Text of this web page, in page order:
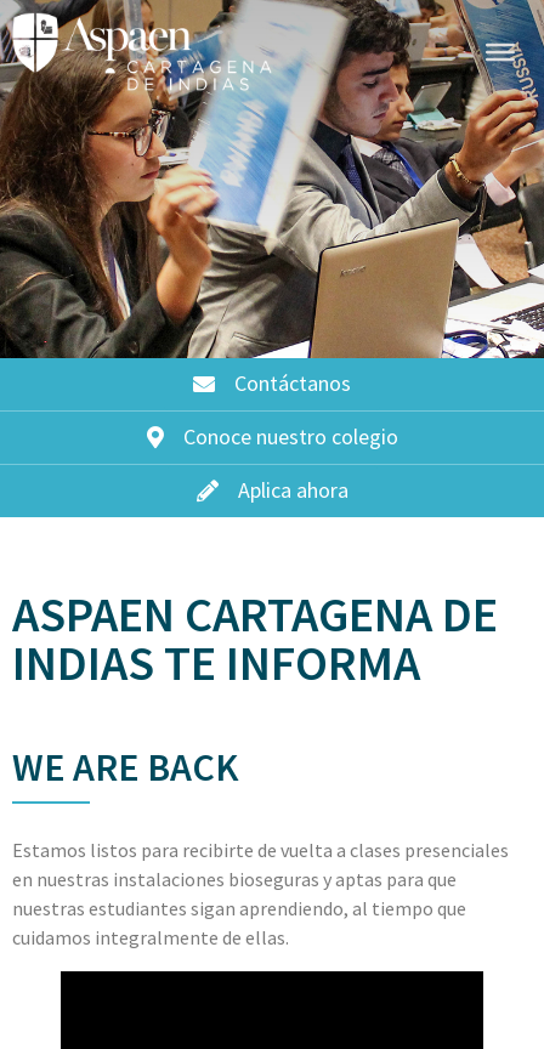
Contáctanos
Conoce nuestro colegio
Aplica ahora
ASPAEN CARTAGENA DE
INDIAS TE INFORMA
WE ARE BACK
Estamos listos para recibirte de vuelta a clases presenciales
en nuestras instalaciones bioseguras y aptas para que
nuestras estudiantes sigan aprendiendo, al tiempo que
cuidamos integralmente de ellas.